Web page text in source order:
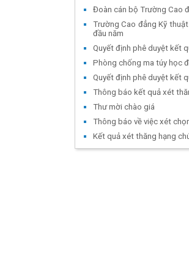
Đoàn cán bộ Trường Cao
Trường Cao đẳng Kỹ
đầu năm
Quyết định phê duyệt kết
Phòng chống ma túy học
Quyết định phê duyệt kết
Thông báo kết quả xét
Thư mời chào giá
Thông báo về việc xét
Kết quả xét thăng hạng